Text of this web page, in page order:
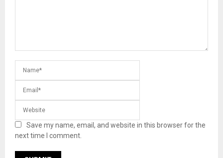
Save my name, email, and website in this browser for the
next time I comment.